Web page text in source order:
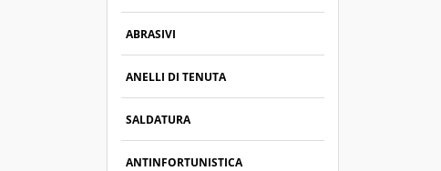
ABRASIVI
ANELLI DI TENUTA
SALDATURA
ANTINFORTUNISTICA